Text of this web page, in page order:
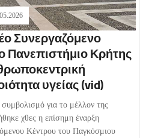
Συνεργαζόμενο
Πανεπιστήμιο Κρήτης
υγείας (vid)
για το μέλλον της
χθες η επίσημη έναρξη
Κέντρου του Παγκόσμιου